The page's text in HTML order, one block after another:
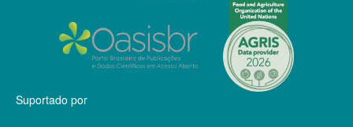
Suportado por